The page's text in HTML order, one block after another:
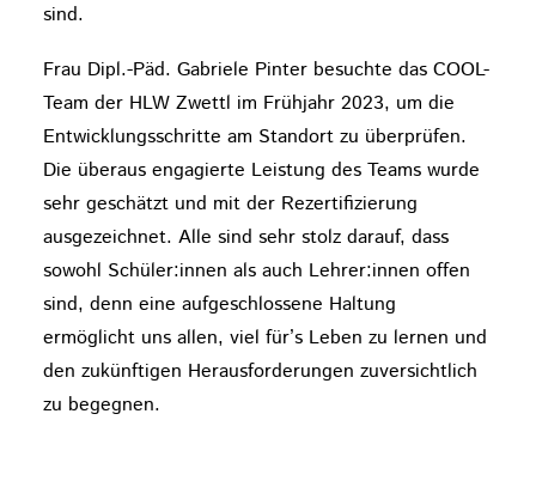
sind.
Frau Dipl.-Päd. Gabriele Pinter besuchte das COOL-
Team der HLW Zwettl im Frühjahr 2023, um die
Entwicklungsschritte am Standort zu überprüfen.
Die überaus engagierte Leistung des Teams wurde
sehr geschätzt und mit der Rezertifizierung
ausgezeichnet. Alle sind sehr stolz darauf, dass
sowohl Schüler:innen als auch Lehrer:innen offen
sind, denn eine aufgeschlossene Haltung
ermöglicht uns allen, viel für’s Leben zu lernen und
den zukünftigen Herausforderungen zuversichtlich
zu begegnen.